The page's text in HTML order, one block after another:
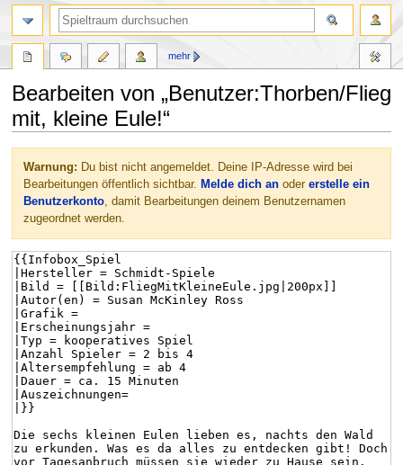
Bearbeiten von „Benutzer:Thorben/Flieg
mit, kleine Eule!“
Navigation
springen
Suche
springen
Warnung: Du bist nicht angemeldet. Deine IP-Adresse wird bei
Bearbeitungen öffentlich sichtbar.
Melde dich an odererstelle ein
Benutzerkonto , damit Bearbeitungen deinem Benutzernamen
zugeordnet werden.
mehr